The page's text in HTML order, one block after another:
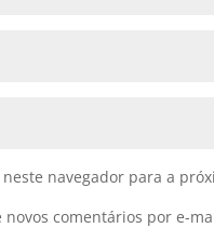
navegador para a
comentários por e-